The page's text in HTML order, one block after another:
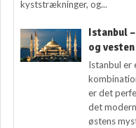
kyststrækninger, og...
Istanbul
og
Istanbul er
er det
det
østens